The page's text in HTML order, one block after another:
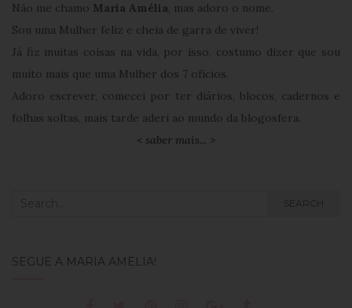
Não me chamo Maria Amélia, mas adoro o nome.
Sou uma Mulher feliz e cheia de garra de viver!
Já fiz muitas coisas na vida, por isso, costumo dizer que sou
muito mais que uma Mulher dos 7 ofícios.
Adoro escrever, comecei por ter diários, blocos, cadernos e
folhas soltas, mais tarde aderi ao mundo da blogosfera.
< saber mais... >
SEARCH
SEGUE A MARIA AMÉLIA!